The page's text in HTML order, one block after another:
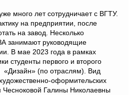
много лет сотрудничает с ВГТУ.
на предприятии, после
на завод. Несколько
занимают руководящие
В мае 2023 года в рамках
студенты первого и второго
«Дизайн» (по отраслям). Вид
оформительских
Чесноковой Галины Николаевны